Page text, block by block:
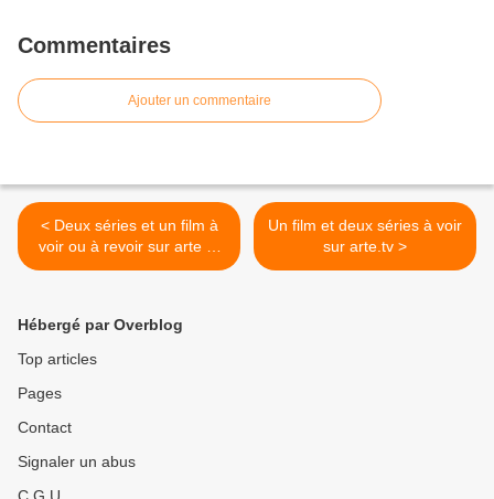
Commentaires
Ajouter un commentaire
< Deux séries et un film à
voir ou à revoir sur arte et
arte.tv
Un film et deux séries à voir
sur arte.tv >
Hébergé par Overblog
Top articles
Pages
Contact
Signaler un abus